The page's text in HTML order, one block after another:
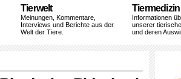
Tierwelt
Meinungen, Kommentare,
Interviews und Berichte aus der
Welt der Tiere.
Tiermedizin
Informationen
unserer
und deren